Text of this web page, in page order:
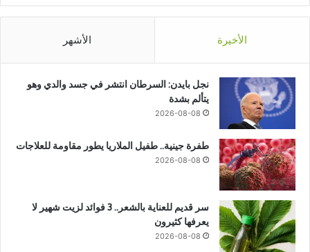
الأخيرة الأشهر
نجل بايدن: السرطان انتشر في جسد والدي وهو
يتألم بشدة
2026-08-08
طفرة جينية.. طفيل الملاريا يطور مقاومة للعلاجات
2026-08-08
سر قديم للعناية بالشعر.. 3 فوائد لزيت شهير لا
يعرفها كثيرون
2026-08-08